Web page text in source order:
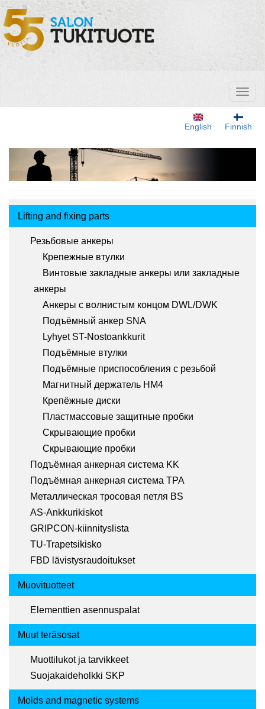
Перейти
основному
содержанию
Finnish
English
Tuotemenu
Lifting and fixing parts
Резьбовые анкеры
Крепежные втулки
Винтовые закладные анкеры или закладные
анкеры
Анкеры с волнистым концом DWL/DWK
Подъёмный анкер SNA
Lyhyet ST-Nostoankkurit
Подъёмные втулки
Подъёмные приспособления с резьбой
Магнитный держатель HM4
Крепёжные диски
Пластмассовые защитные пробки
Скрывающие пробки
Скрывающие пробки
Подъёмная анкерная система KK
Подъёмная анкерная система TPA
Металлическая тросовая петля BS
AS-Ankkurikiskot
GRIPCON-kiinnityslista
TU-Trapetsikisko
FBD lävistysraudoitukset
Muovituotteet
Elementtien asennuspalat
Muut teräsosat
Muottilukot ja tarvikkeet
Suojakaideholkki SKP
Molds and magnetic systems